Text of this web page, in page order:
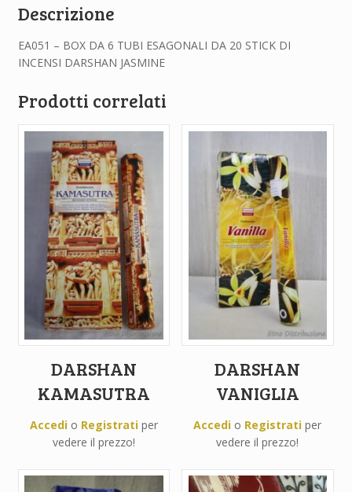
Descrizione
EA051 – BOX DA 6 TUBI ESAGONALI DA 20 STICK DI
INCENSI DARSHAN JASMINE
Prodotti correlati
DARSHAN
KAMASUTRA
Accedio Registratiper
vedere il prezzo!
DARSHAN
VANIGLIA
Accedi o Registrati per
vedere il prezzo!